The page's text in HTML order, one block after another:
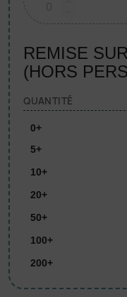
REMISE
(HORS
QUANTITÉ
0+
5+
10+
20+
50+
100+
200+